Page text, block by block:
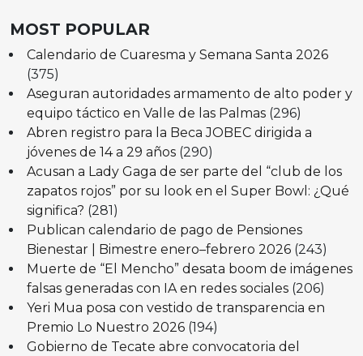
MOST POPULAR
Calendario de Cuaresma y Semana Santa 2026
(375)
Aseguran autoridades armamento de alto poder y
equipo táctico en Valle de las Palmas (296)
Abren registro para la Beca JOBEC dirigida a
jóvenes de 14 a 29 años (290)
Acusan a Lady Gaga de ser parte del “club de los
zapatos rojos” por su look en el Super Bowl: ¿Qué
significa? (281)
Publican calendario de pago de Pensiones
Bienestar | Bimestre enero–febrero 2026 (243)
Muerte de “El Mencho” desata boom de imágenes
falsas generadas con IA en redes sociales (206)
Yeri Mua posa con vestido de transparencia en
Premio Lo Nuestro 2026 (194)
Gobierno de Tecate abre convocatoria del